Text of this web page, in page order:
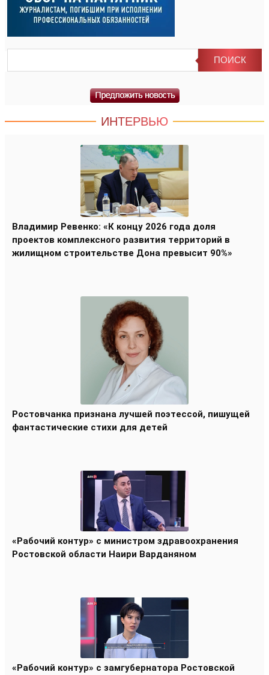
ИНТЕРВЬЮ
Владимир Ревенко: «К концу 2026 года доля
проектов комплексного развития территорий в
жилищном строительстве Дона превысит 90%»
Ростовчанка признана лучшей поэтессой, пишущей
фантастические стихи для детей
«Рабочий контур» с министром здравоохранения
Ростовской области Наири Варданяном
«Рабочий контур» с замгубернатора Ростовской